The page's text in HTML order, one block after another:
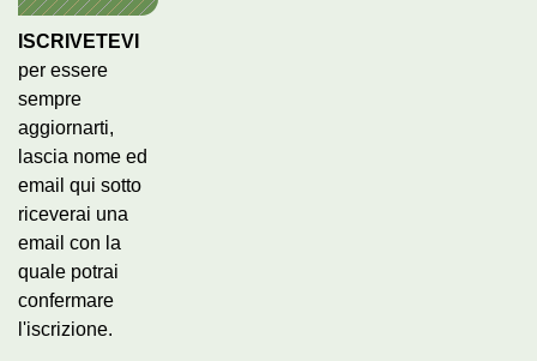
ISCRIVETEVI
per essere
sempre
aggiornarti,
lascia nome ed
email qui sotto
riceverai una
email con la
quale potrai
confermare
l'iscrizione.